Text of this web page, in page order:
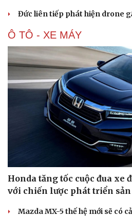
Đức liên tiếp phát hiện drone
Ô TÔ - XE MÁY
Honda tăng tốc cuộc đua xe
với chiến lược phát triển
Mazda MX-5 thế hệ mới sẽ có